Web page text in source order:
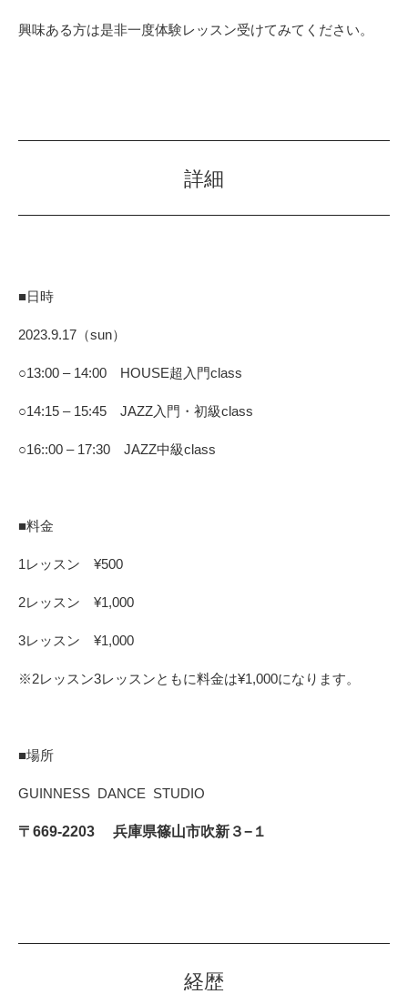
興味ある方は是非一度体験レッスン受けてみてください。
詳細
■日時
2023.9.17（sun）
○13:00 – 14:00 HOUSE超入門class
○14:15 – 15:45 JAZZ入門・初級class
○16::00 – 17:30 JAZZ中級class
■料金
1レッスン ¥500
2レッスン ¥1,000
3レッスン ¥1,000
※2レッスン3レッスンともに料金は¥1,000になります。
■場所
GUINNESS DANCE STUDIO
〒669-2203 兵庫県篠山市吹新３−１
経歴